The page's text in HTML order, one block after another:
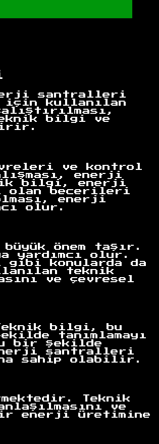
santralleri
için kullanılan
bilgi ve
ve kontrol
enerji
bilgi, enerji
olan becerileri
enerji
olur.
önem taşır.
yardımcı olur.
gibi konularda da
teknik
ve çevresel
bilgi, bu
tanımlamayı
bir şekilde
enerji santralleri
sahip olabilir.
Teknik
ve
enerji üretimine